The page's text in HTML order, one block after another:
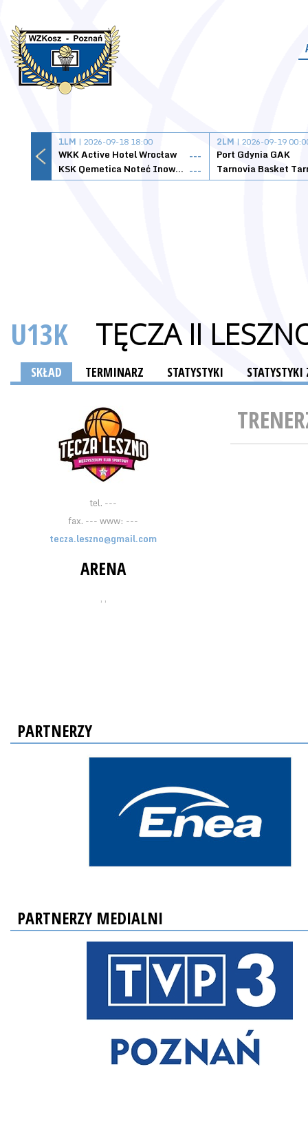
1LM | 2026-09-18 18:00
WKK Active Hotel Wrocław
---
KSK Qemetica Noteć Inowrocław ---
2LM | 2026-09-19
Port Gdynia GAK
U13K TĘCZA II
SKŁAD TERMINARZ STATYSTYKI
tel. ---
fax. --- www: ---
tecza.leszno@gmail.com
ARENA
, ,
PARTNERZY
PARTNERZY MEDIALNI